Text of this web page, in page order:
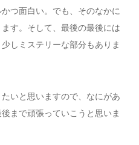
つ面白い。でも、そのなかに
す。そして、最後の最後には
しミステリーな部分もありま
いと思いますので、なにがあ
まで頑張っていこうと思いま